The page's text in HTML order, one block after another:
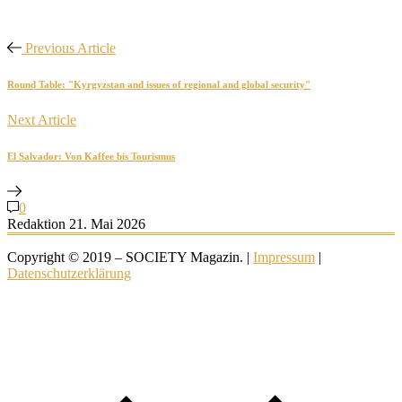
Previous Article
Round Table: "Kyrgyzstan and issues of regional and global security"
Next Article
El Salvador: Von Kaffee bis Tourismus
0
Redaktion 21. Mai 2026
Copyright © 2019 – SOCIETY Magazin. | Impressum |
Datenschutzerklärung